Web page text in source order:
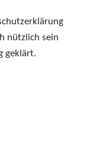
nützlich sein
geklärt.